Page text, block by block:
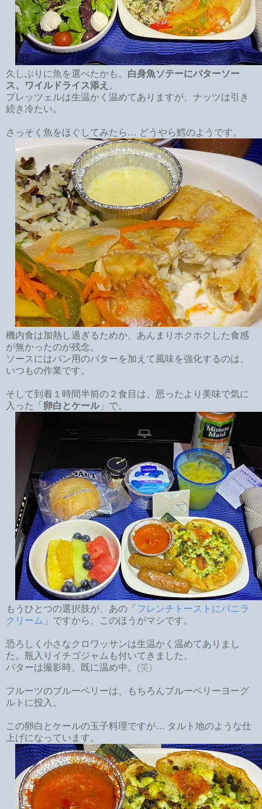
久しぶりに魚を選べたかも。 白身魚ソテーにバターソー
ス、ワイルドライス添え 。
プレッツェルは生温かく温めてありますが、ナッツは引き
続き冷たい。
さっそく魚をほぐしてみたら… どうやら鱈のようです。
機内食は加熱し過ぎるためか、あんまりホクホクした食感
が無かったのが残念。
ソースにはパン用のバターを加えて風味を強化するのは、
いつもの作業です。
そして到着１時間半前の２食目は、思ったより美味で気に
入った「 卵白とケール」で。
もうひとつの選択肢が、あの「 フレンチトーストにバニラ
クリーム 」ですから、このほうがマシです。
恐ろしく小さなクロワッサンは生温かく温めてありまし
た。瓶入りイチゴジャムも付いてきました。
バターは撮影時、既に温め中。 (笑)
フルーツのブルーベリーは、もちろんブルーベリーヨーグ
ルトに投入。
この卵白とケールの玉子料理ですが… タルト地のような仕
上げになっています。